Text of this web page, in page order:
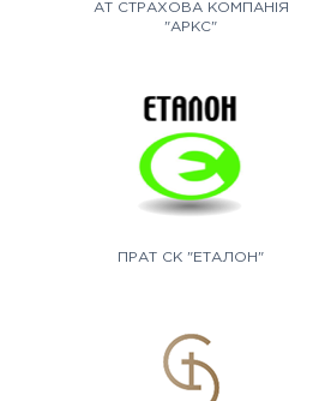
АТ СТРАХОВА КОМПАНІЯ
"АРКС"
ПРАТ СК "ЕТАЛОН"